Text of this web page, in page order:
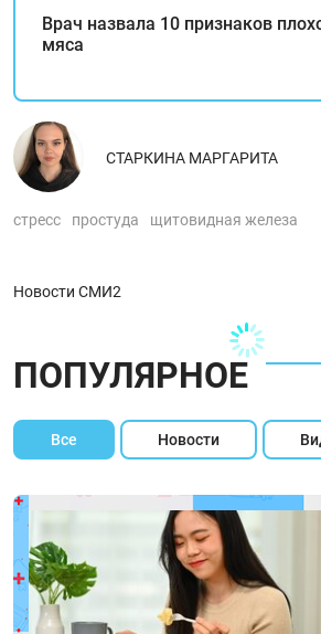
Врач назвала 10 признаков
мяса
СТАРКИНА МАРГАРИТА
стресс простуда щитовидная железа
Новости СМИ2
ПОПУЛЯРНОЕ
Все Новости